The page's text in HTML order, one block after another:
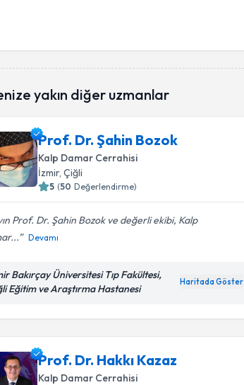
yakın diğer uzmanlar
Prof. Dr. Şahin Bozok
Kalp Damar Cerrahisi
İzmir, Çiğli
5 (50 Değerlendirme)
Prof. Dr. Şahin Bozok ve değerli ekibi, Kalp
Devamı
Bakırçay Üniversitesi Tıp Fakültesi,
Eğitim ve Araştırma Hastanesi
Haritada Göster
Prof. Dr. Hakkı Kazaz
Kalp Damar Cerrahisi